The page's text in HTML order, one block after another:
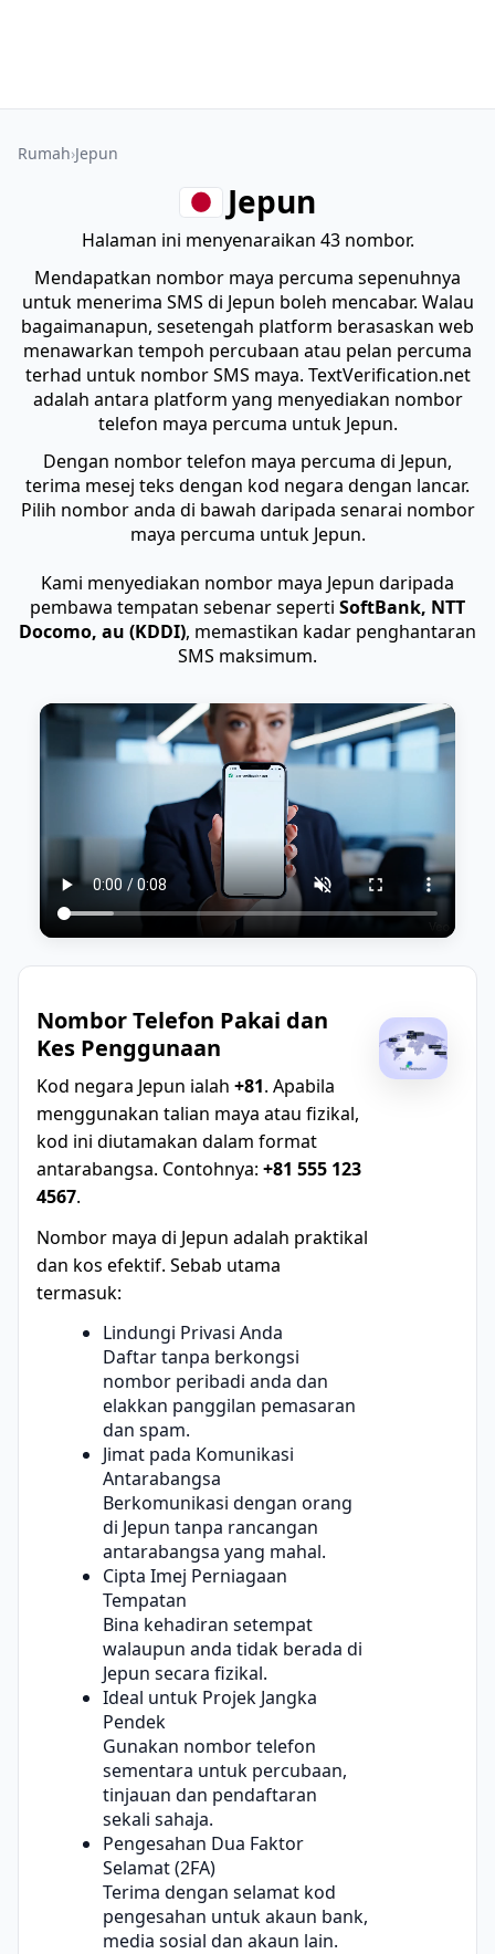
Rumah Jepun
Jepun
Halaman ini menyenaraikan 43 nombor.
Mendapatkan nombor maya percuma sepenuhnya
untuk menerima SMS di Jepun boleh mencabar. Walau
bagaimanapun, sesetengah platform berasaskan web
menawarkan tempoh percubaan atau pelan percuma
terhad untuk nombor SMS maya. TextVerification.net
adalah antara platform yang menyediakan nombor
telefon maya percuma untuk Jepun.
Dengan nombor telefon maya percuma di Jepun,
terima mesej teks dengan kod negara dengan lancar.
Pilih nombor anda di bawah daripada senarai nombor
maya percuma untuk Jepun.
Kami menyediakan nombor maya Jepun daripada
pembawa tempatan sebenar seperti SoftBank, NTT
Docomo, au (KDDI), memastikan kadar penghantaran
SMS maksimum.
Nombor Telefon Pakai dan
Kes Penggunaan
Kod negara Jepun ialah +81. Apabila
menggunakan talian maya atau fizikal,
kod ini diutamakan dalam format
antarabangsa. Contohnya: +81 555 123
4567.
Nombor maya di Jepun adalah praktikal
dan kos efektif. Sebab utama
termasuk:
Lindungi Privasi Anda
Daftar tanpa berkongsi
nombor peribadi anda dan
elakkan panggilan pemasaran
dan spam.
Jimat pada Komunikasi
Antarabangsa
Berkomunikasi dengan orang
di Jepun tanpa rancangan
antarabangsa yang mahal.
Cipta Imej Perniagaan
Tempatan
Bina kehadiran setempat
walaupun anda tidak berada di
Jepun secara fizikal.
Ideal untuk Projek Jangka
Pendek
Gunakan nombor telefon
sementara untuk percubaan,
tinjauan dan pendaftaran
sekali sahaja.
Pengesahan Dua Faktor
Selamat (2FA)
Terima dengan selamat kod
pengesahan untuk akaun bank,
media sosial dan akaun lain.